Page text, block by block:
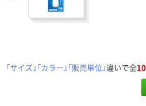
「サイズ」「カラー」「販売単位」違いで全10